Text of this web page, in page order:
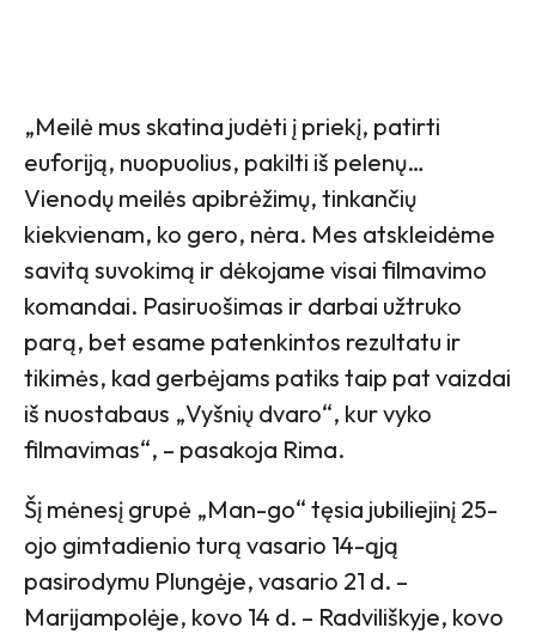
„Meilė mus skatina judėti į priekį, patirti
euforiją, nuopuolius, pakilti iš pelenų…
Vienodų meilės apibrėžimų, tinkančių
kiekvienam, ko gero, nėra. Mes atskleidėme
savitą suvokimą ir dėkojame visai filmavimo
komandai. Pasiruošimas ir darbai užtruko
parą, bet esame patenkintos rezultatu ir
tikimės, kad gerbėjams patiks taip pat vaizdai
iš nuostabaus „Vyšnių dvaro“, kur vyko
filmavimas“, – pasakoja Rima.
Šį mėnesį grupė „Man-go“ tęsia jubiliejinį 25-
ojo gimtadienio turą vasario 14-ąją
pasirodymu Plungėje, vasario 21 d. –
Marijampolėje, kovo 14 d. – Radviliškyje, kovo